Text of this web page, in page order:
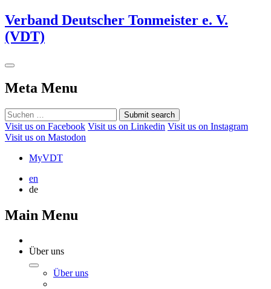
Verband Deutscher Tonmeister e. V.
(VDT)
Meta Menu
Submit search
Visit us on Facebook Visit us on Linkedin Visit us on Instagram
Visit us on Mastodon
MyVDT
en
de
Main Menu
Über uns
Über uns